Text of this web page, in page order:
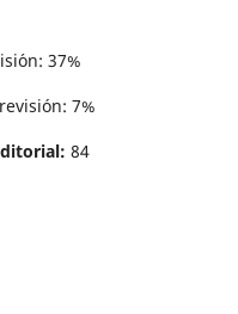
37%
7%
84